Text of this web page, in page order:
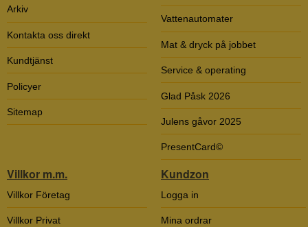
Arkiv
Kontakta oss direkt
Kundtjänst
Policyer
Sitemap
Vattenautomater
Mat & dryck på jobbet
Service & operating
Glad Påsk 2026
Julens gåvor 2025
PresentCard©
Villkor m.m.
Villkor Företag
Villkor Privat
Kundzon
Logga in
Mina ordrar